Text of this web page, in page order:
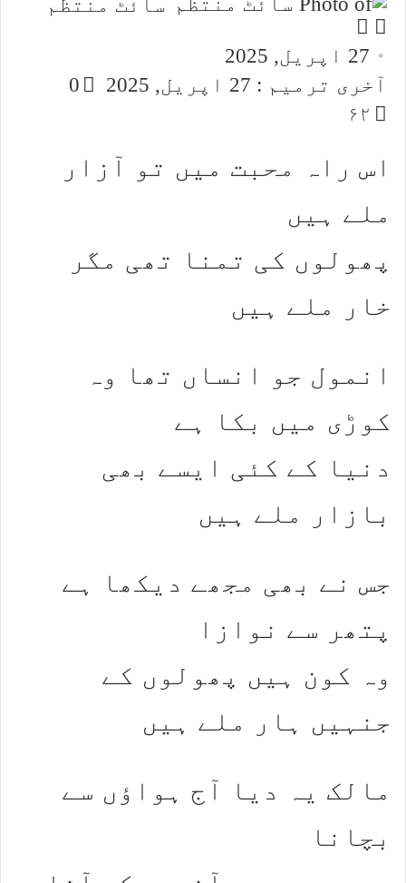
سائٹ منتظم
Follow
on
X
an
email
27 اپریل, 2025
آخری ترمیم : 27 اپریل, 2025
0
۶۲
اس راہ محبت میں تو آزار
ملے ہیں
پھولوں کی تمنا تھی مگر
خار ملے ہیں
انمول جو انساں تھا وہ
کوڑی میں بکا ہے
دنیا کے کئی ایسے بھی
بازار ملے ہیں
جس نے بھی مجھے دیکھا ہے
پتھر سے نوازا
وہ کون ہیں پھولوں کے
جنہیں ہار ملے ہیں
مالک یہ دیا آج ہواؤں سے
بچانا